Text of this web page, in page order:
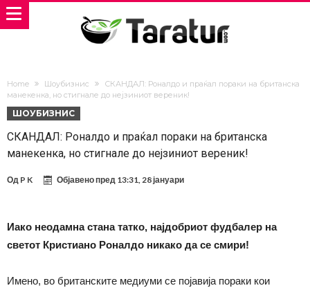
Home Шоубизнис
СКАНДАЛ: Роналдо и праќал пораки на британска
манекенка, но стигнале до нејзиниот вереник!
ШОУБИЗНИС
СКАНДАЛ: Роналдо и праќал пораки на британска
манекенка, но стигнале до нејзиниот вереник!
Од P K Објавено пред 13:31, 28 јануари
Иако неодамна стана татко, најдобриот фудбалер на
светот Кристиано Роналдо никако да се смири!
Имено, во британските медиуми се појавија пораки кои